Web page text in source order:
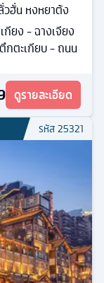
วฮั่น หงหยาต้ง
กียง - ฉางเจียง
ตะเกียบ - ถนน
ดูรายละเอียด
รหัส25321